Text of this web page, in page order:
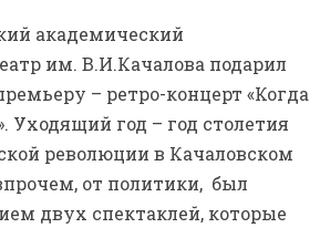
академический
им. В.И.Качалова подарил
– ретро-концерт «Когда
Уходящий год – год столетия
революции в Качаловском
от политики, был
двух спектаклей, которые